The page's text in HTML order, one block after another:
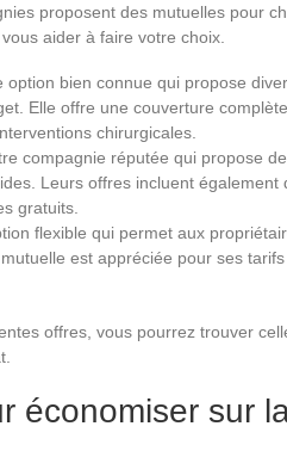
proposent des mutuelles pour
aider à faire votre choix.
option bien connue qui propose
Elle offre une couverture
chirurgicales.
compagnie réputée qui propose
Leurs offres incluent
gratuits.
flexible qui permet aux
est appréciée pour ses
offres, vous pourrez trouver
économiser sur